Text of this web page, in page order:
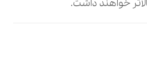
خواهند داشت.